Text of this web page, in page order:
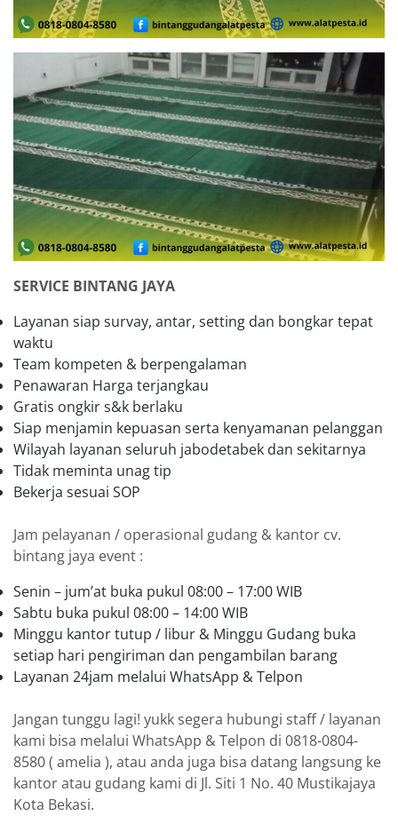
SERVICE BINTANG JAYA
Layanan siap survay, antar, setting dan bongkar tepat
waktu
Team kompeten & berpengalaman
Penawaran Harga terjangkau
Gratis ongkir s&k berlaku
Siap menjamin kepuasan serta kenyamanan pelanggan
Wilayah layanan seluruh jabodetabek dan sekitarnya
Tidak meminta unag tip
Bekerja sesuai SOP
Jam pelayanan / operasional gudang & kantor cv.
bintang jaya event :
Senin – jum’at buka pukul 08:00 – 17:00 WIB
Sabtu buka pukul 08:00 – 14:00 WIB
Minggu kantor tutup / libur & Minggu Gudang buka
setiap hari pengiriman dan pengambilan barang
Layanan 24jam melalui WhatsApp & Telpon
Jangan tunggu lagi! yukk segera hubungi staff / layanan
kami bisa melalui WhatsApp & Telpon di 0818-0804-
8580 ( amelia ), atau anda juga bisa datang langsung ke
kantor atau gudang kami di Jl. Siti 1 No. 40 Mustikajaya
Kota Bekasi.